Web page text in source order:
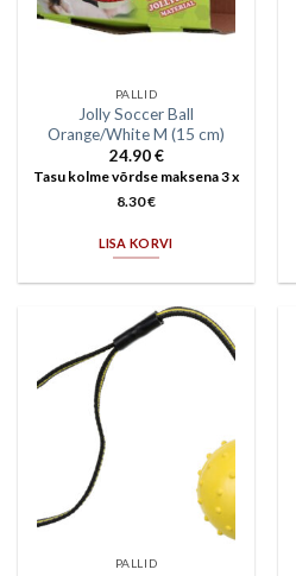
PALLID
Jolly Soccer Ball
Orange/White M (15 cm)
24.90€
Tasu kolme võrdse maksena 3 x
8.30€
LISA KORVI
PALLID